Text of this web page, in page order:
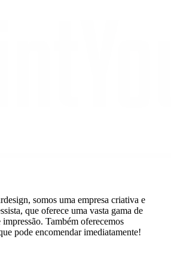
somos uma empresa criativa e
que oferece uma vasta gama de
Também oferecemos
pode encomendar imediatamente!